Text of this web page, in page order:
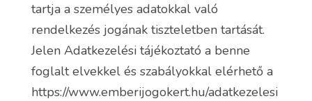
tartja a személyes adatokkal való
rendelkezés jogának tiszteletben tartását.
Jelen Adatkezelési tájékoztató a benne
foglalt elvekkel és szabályokkal elérhető a
https://www.emberijogokert.hu/adatkezelesi